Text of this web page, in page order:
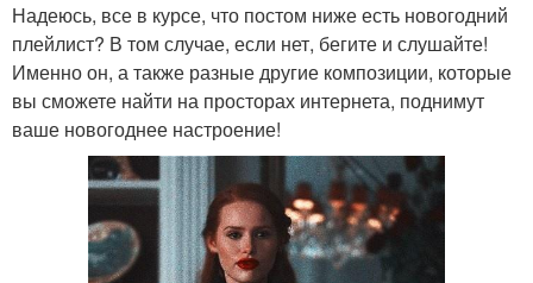
Надеюсь, все в курсе, что постом ниже есть новогодний
плейлист? В том случае, если нет, бегите и слушайте!
Именно он, а также разные другие композиции, которые
вы сможете найти на просторах интернета, поднимут
ваше новогоднее настроение!